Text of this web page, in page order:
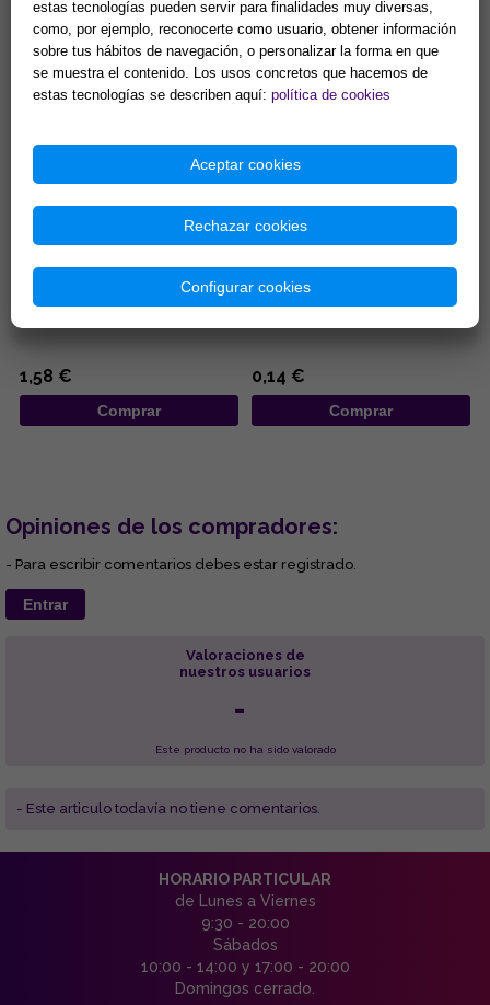
10,84 €
Comprar
7,40 €
Comprar
PENTACULO 8,5X6,5CM
1,58 €
Comprar
7X9CM
0,14 €
Comprar
Opiniones de los compradores:
- Para escribir comentarios debes estar registrado.
Entrar
Valoraciones de
nuestros usuarios
-
Este producto no ha sido valorado
- Este articulo todavía no tiene comentarios.
HORARIO PARTICULAR
de Lunes a Viernes
9:30 - 20:00
Sábados
10:00 - 14:00 y 17:00 - 20:00
Domingos cerrado.
estas tecnologías pueden servir para finalidades muy diversas,
como, por ejemplo, reconocerte como usuario, obtener información
sobre tus hábitos de navegación, o personalizar la forma en que
se muestra el contenido. Los usos concretos que hacemos de
estas tecnologías se describen aquí: política de cookies
Aceptar cookies
Rechazar cookies
Configurar cookies